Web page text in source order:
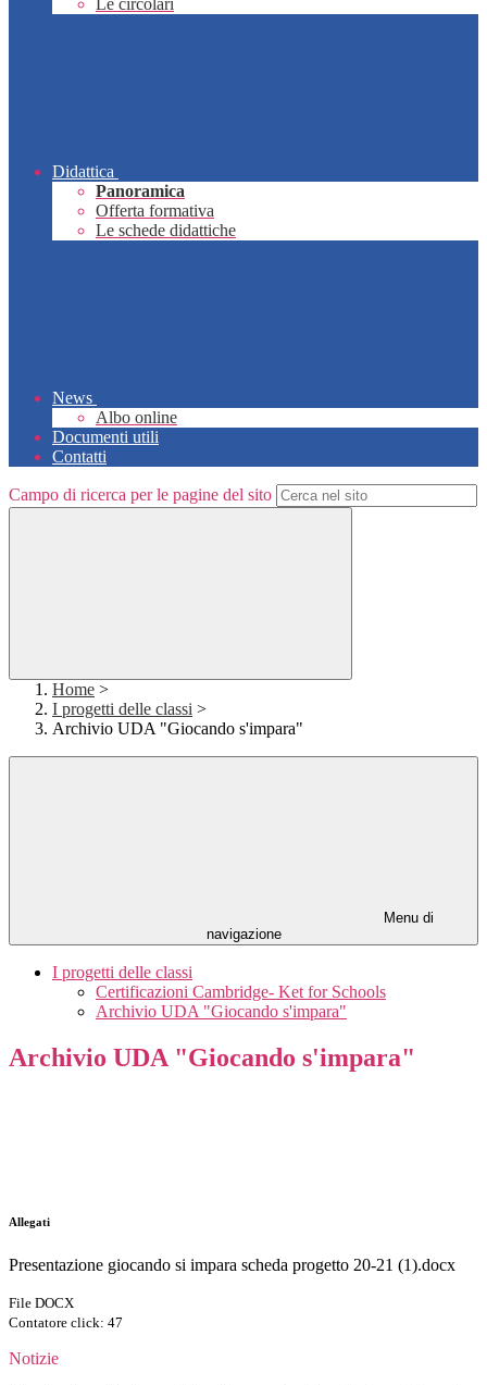
Le circolari
Didattica
Panoramica
Offerta formativa
Le schede didattiche
News
Albo online
Documenti utili
Contatti
Campo di ricerca per le pagine del sito
Home >
I progetti delle classi >
Archivio UDA "Giocando s'impara"
Menu di
navigazione
I progetti delle classi
Certificazioni Cambridge- Ket for Schools
Archivio UDA "Giocando s'impara"
Archivio UDA "Giocando s'impara"
Allegati
Presentazione giocando si impara scheda progetto 20-21 (1).docx
File DOCX
Contatore click: 47
Notizie